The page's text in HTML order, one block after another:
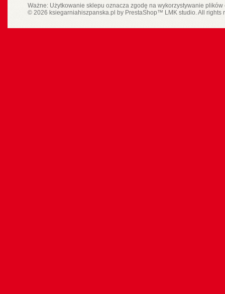
Ważne: Użytkowanie sklepu oznacza zgodę na wykorzystywanie
© 2026 ksiegarniahiszpanska.pl by PrestaShop™ LMK studio. All rights